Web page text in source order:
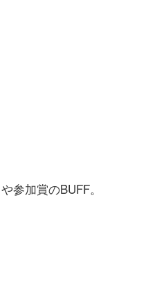
参加賞のBUFF。